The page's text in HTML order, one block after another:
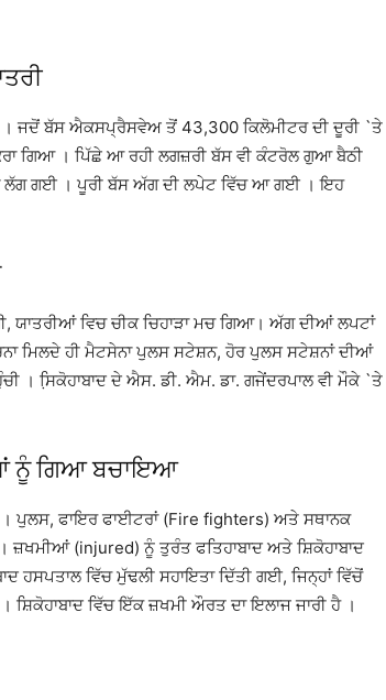
। ਜਦੋਂ ਬੱਸ ਐਕਸਪ੍ਰੈਸਵੇਅ ਤੋਂ 43,300 ਕਿਲੋਮੀਟਰ ਦੀ ਦੂਰੀ `ਤੇ
ਗਿਆ । ਪਿੱਛੇ ਆ ਰਹੀ ਲਗਜ਼ਰੀ ਬੱਸ ਵੀ ਕੰਟਰੋਲ ਗੁਆ ਬੈਠੀ
ਗਈ । ਪੂਰੀ ਬੱਸ ਅੱਗ ਦੀ ਲਪੇਟ ਵਿੱਚ ਆ ਗਈ । ਇਹ
ਯਾਤਰੀਆਂ ਵਿਚ ਚੀਕ ਚਿਹਾੜਾ ਮਚ ਗਿਆ। ਅੱਗ ਦੀਆਂ ਲਪਟਾਂ
ਮਿਲਦੇ ਹੀ ਮੈਟਸੇਨਾ ਪੁਲਸ ਸਟੇਸ਼ਨ, ਹੋਰ ਪੁਲਸ ਸਟੇਸ਼ਨਾਂ ਦੀਆਂ
। ਸਿ਼ਕੋਹਾਬਾਦ ਦੇ ਐਸ. ਡੀ. ਐਮ. ਡਾ. ਗਜੇਂਦਰਪਾਲ ਵੀ ਮੌਕੇ `ਤੇ
ਨੂੰ ਗਿਆ ਬਚਾਇਆ
ਪੁਲਸ, ਫਾਇਰ ਫਾਈਟਰਾਂ (Fire fighters) ਅਤੇ ਸਥਾਨਕ
(injured) ਨੂੰ ਤੁਰੰਤ ਫਤਿਹਾਬਾਦ ਅਤੇ ਸ਼ਿਕੋਹਾਬਾਦ
ਹਸਪਤਾਲ ਵਿੱਚ ਮੁੱਢਲੀ ਸਹਾਇਤਾ ਦਿੱਤੀ ਗਈ, ਜਿਨ੍ਹਾਂ ਵਿੱਚੋਂ
ਸ਼ਿਕੋਹਾਬਾਦ ਵਿੱਚ ਇੱਕ ਜ਼ਖਮੀ ਔਰਤ ਦਾ ਇਲਾਜ ਜਾਰੀ ਹੈ ।